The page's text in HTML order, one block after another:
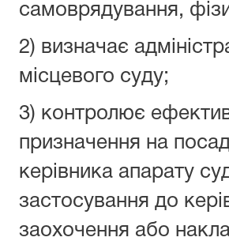
самоврядування,
2) визначає
місцевого суду;
3) контролює
призначення на
керівника апарату
застосування до
заохочення або